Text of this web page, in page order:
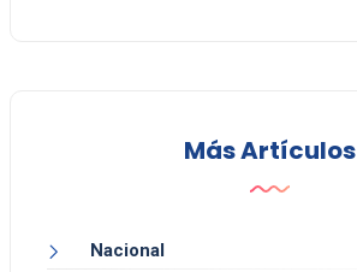
Más Artículos
Nacional